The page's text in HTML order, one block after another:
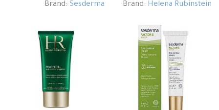
Brand: Helena Rubinstein
Brand:Sesderma